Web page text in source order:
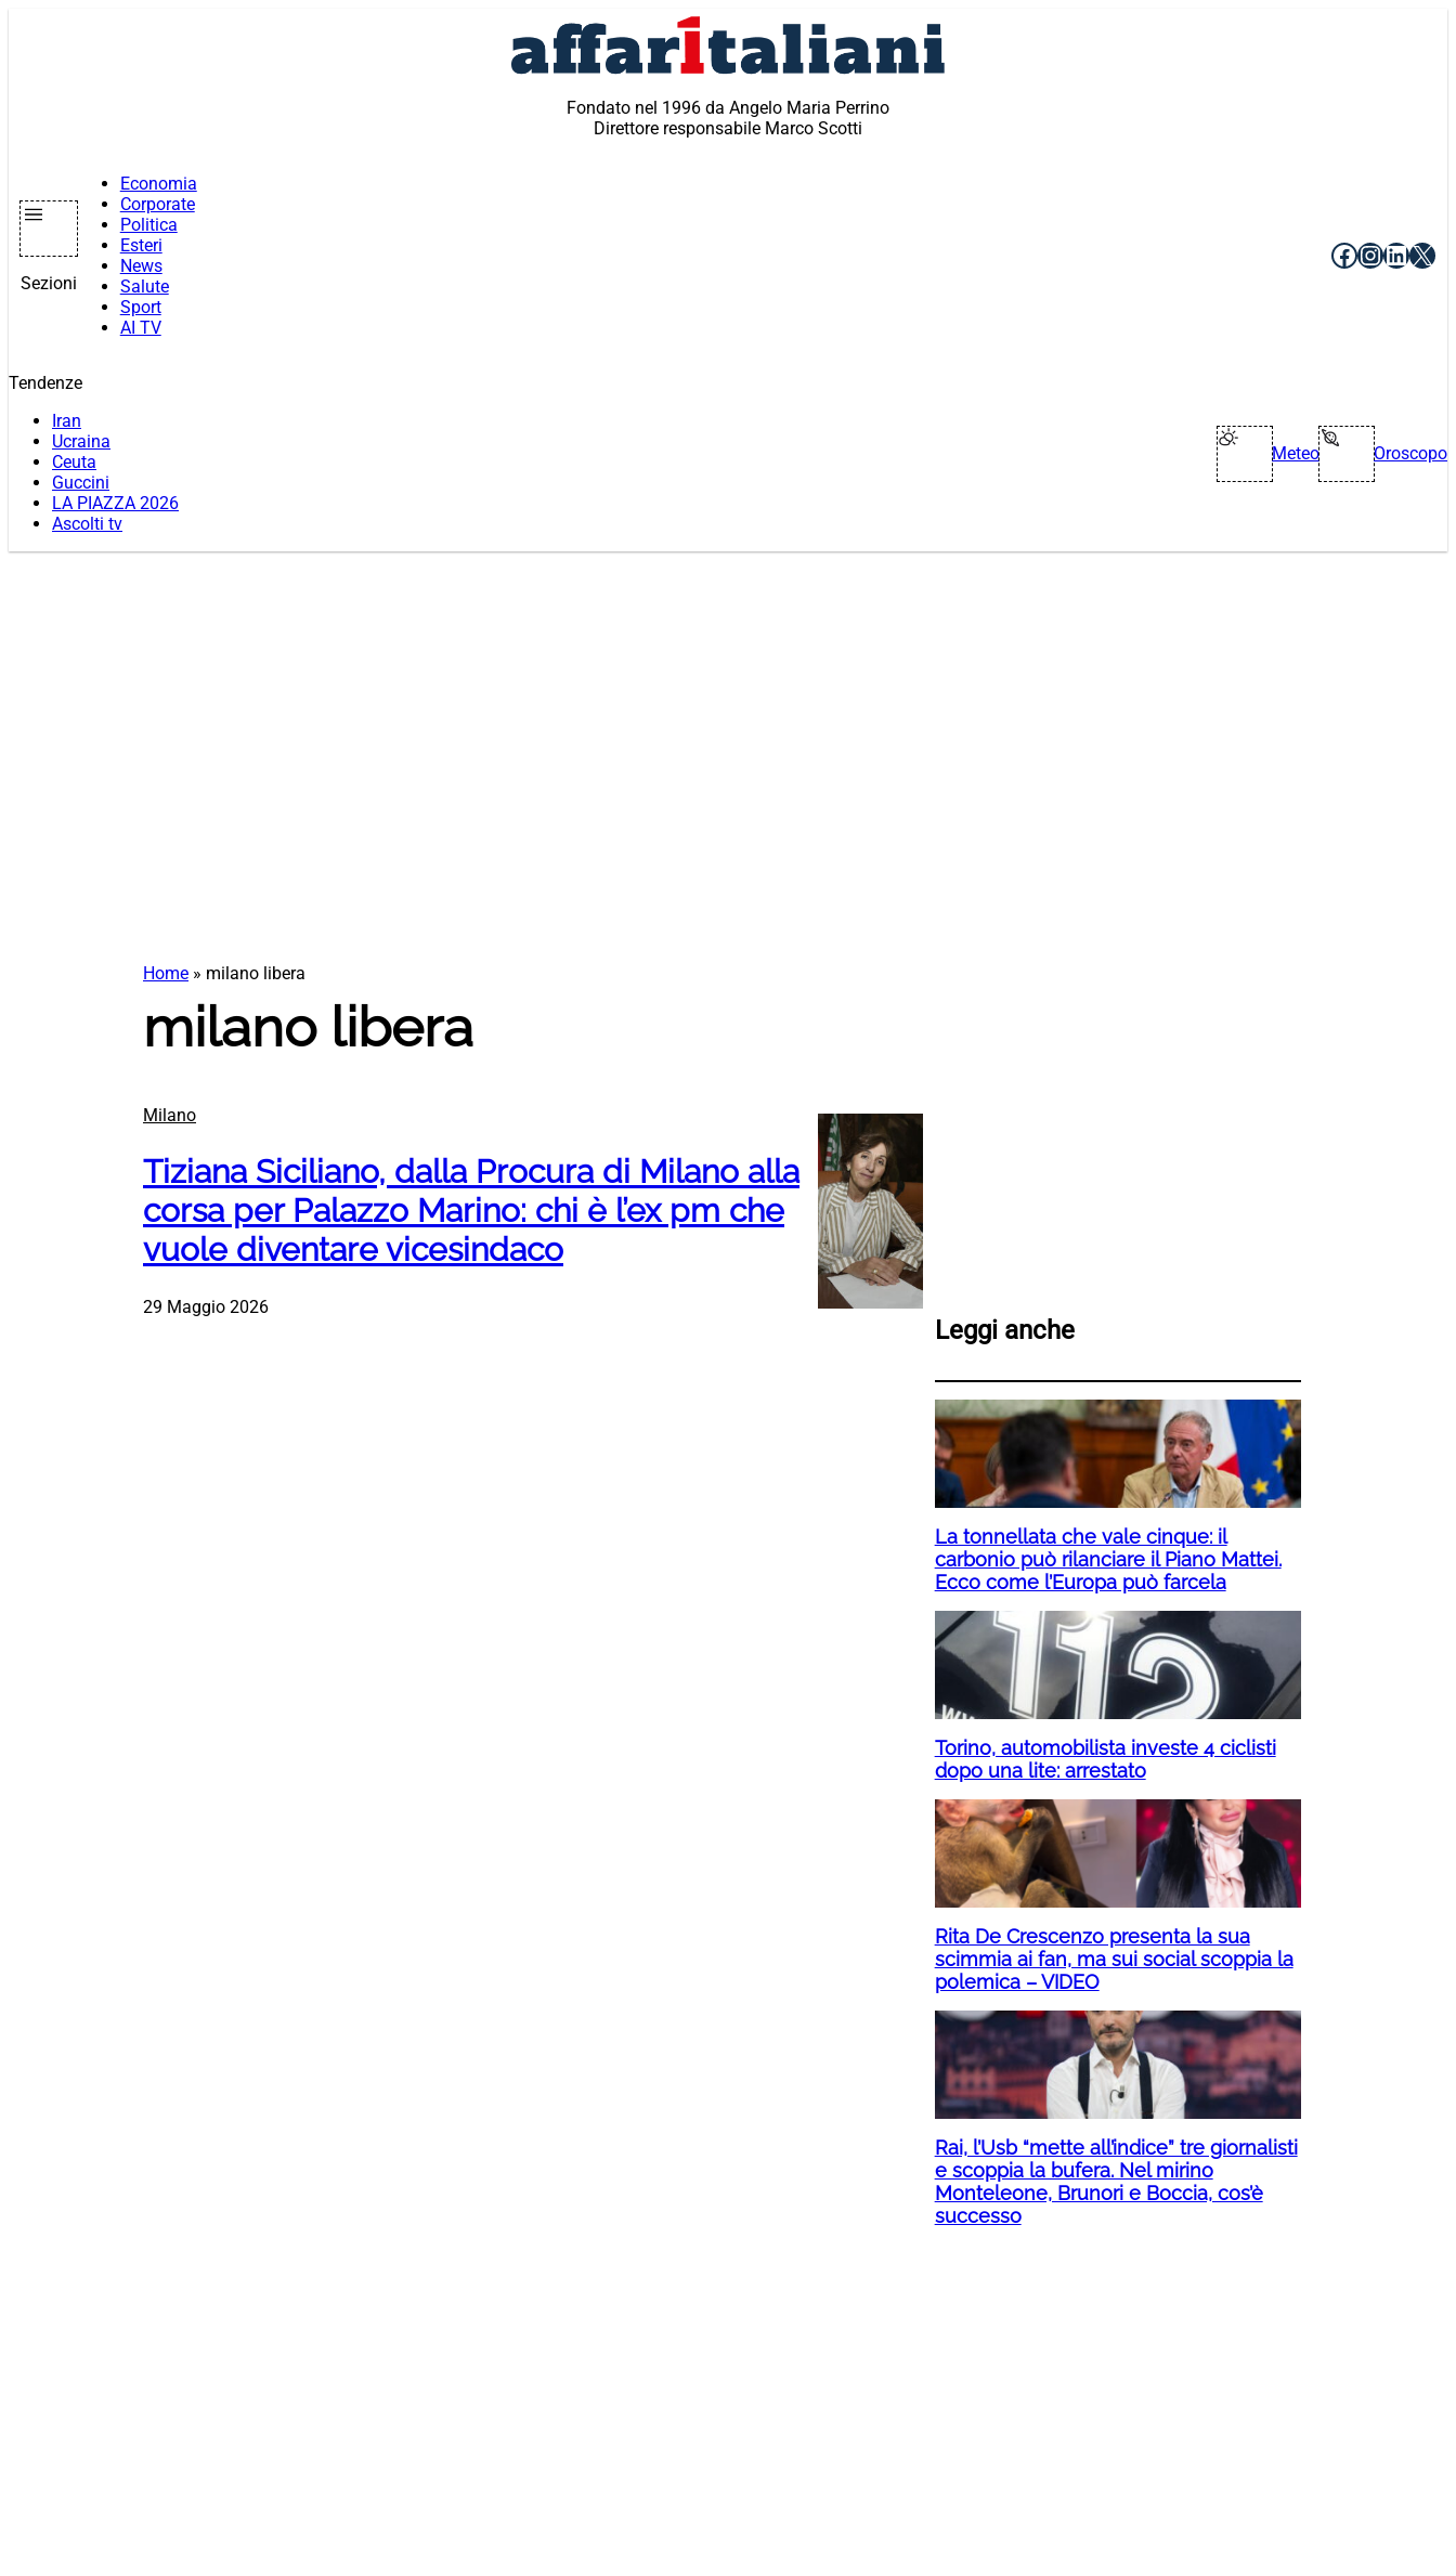
Fondato nel 1996 da Angelo Maria Perrino
Direttore responsabile Marco Scotti
Sezioni
Economia
Corporate
Politica
Esteri
News
Salute
Sport
AI TV
Facebook
X
Tendenze
Iran
Ucraina
Ceuta
Guccini
LA PIAZZA 2026
Ascolti tv
Meteo Oroscopo
Home » milano libera
milano libera
Milano
Tiziana Siciliano, dalla Procura di Milano alla
corsa per Palazzo Marino: chi è l’ex pm che
vuole diventare vicesindaco
29 Maggio 2026
Leggi anche
La tonnellata che vale cinque: il
carbonio può rilanciare il Piano Mattei.
Ecco come l’Europa può farcela
Torino, automobilista investe 4 ciclisti
dopo una lite: arrestato
Rita De Crescenzo presenta la sua
scimmia ai fan, ma sui social scoppia la
polemica – VIDEO
Rai, l’Usb “mette all’indice” tre giornalisti
e scoppia la bufera. Nel mirino
Monteleone, Brunori e Boccia, cos’è
successo